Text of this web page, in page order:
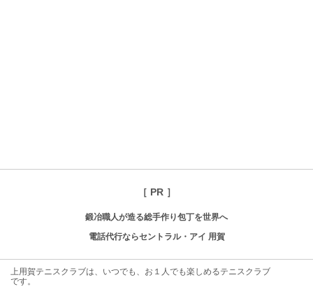
［ PR ］
鍛冶職人が造る総手作り包丁を世界へ
電話代行ならセントラル・アイ 用賀
上用賀テニスクラブは、いつでも、お１人でも楽しめるテニスクラブ
です。